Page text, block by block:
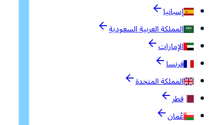
إسبانيا
المملكة العربية السعودية
الإمارات
فرنسا
المملكة المتحدة
قطر
عُمان